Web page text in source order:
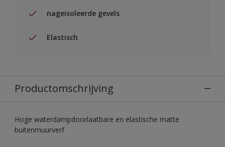
nageisoleerde gevels
Elastisch
Productomschrijving
Hoge waterdampdoorlaatbare en elastische matte
buitenmuurverf